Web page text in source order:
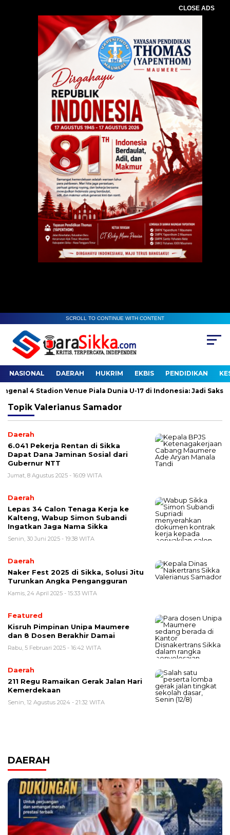
CLOSE ADS
SCROLL TO CONTINUE WITH CONTENT
NASIONAL DAERAH HUKRIM EKBIS PENDIDIKAN
4 Stadion Venue Piala Dunia U-17 di Indonesia: Jadi Saksi
Topik Valerianus Samador
Daerah
6.041 Pekerja Rentan di Sikka
Dapat Dana Jaminan Sosial dari
Gubernur NTT
Jumat, 8 Agustus 2025 - 16:09 WITA
Daerah
Lepas 34 Calon Tenaga Kerja ke
Kalteng, Wabup Simon Subandi
Ingatkan Jaga Nama Sikka
Senin, 30 Juni 2025 - 19:38 WITA
Daerah
Naker Fest 2025 di Sikka, Solusi Jitu
Turunkan Angka Pengangguran
Kamis, 24 April 2025 - 15:33 WITA
Featured
Kisruh Pimpinan Unipa Maumere
dan 8 Dosen Berakhir Damai
Rabu, 5 Februari 2025 - 16:42 WITA
Daerah
211 Regu Ramaikan Gerak Jalan Hari
Kemerdekaan
Senin, 12 Agustus 2024 - 21:32 WITA
DAERAH